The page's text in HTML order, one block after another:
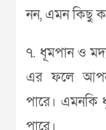
নন, এমন কিছু
৭. ধূমপান ও
এর ফলে
পারে। এমনকি